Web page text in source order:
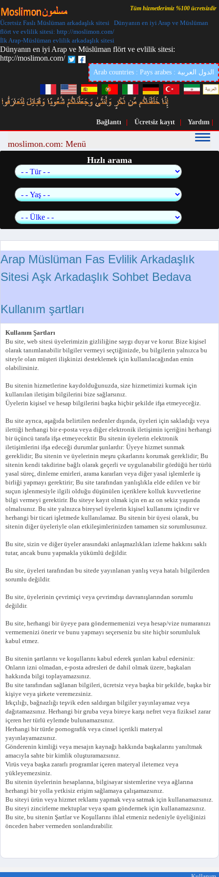
Tüm hizmetlerimiz %100 ücretsizdir
Ücretsiz Faslı Müslüman arkadaşlık sitesi Dünyanın en iyi Arap ve Müslüman
flört ve evlilik sitesi: http://moslimon.com/
İlk Arap-Müslüman evlilik arkadaşlık sitesi
Dünyanın en iyi Arap ve Müslüman flört ve evlilik sitesi:
http://moslimon.com/
Arab countries : Pays arabes : الدول العربية
Bağlantı Ücretsiz kayıt Yardım
moslimon.com: Menü
Hızlı arama
Arap Müslüman Fas Evlilik Arkadaşlık
Sitesi Aşk Arkadaşlık Sohbet Bedava
Kullanım şartları
Kullanım Şartları
Bu site, web sitesi üyelerimizin gizliliğine saygı duyar ve korur. Bize kişisel
olarak tanımlanabilir bilgiler vermeyi seçtiğinizde, bu bilgilerin yalnızca bu
siteyle olan müşteri ilişkinizi desteklemek için kullanılacağından emin
olabilirsiniz.
Bu sitenin hizmetlerine kaydolduğunuzda, size hizmetimizi kurmak için
kullanılan iletişim bilgilerini bize sağlarsınız.
Üyelerin kişisel ve hesap bilgilerini başka hiçbir şekilde ifşa etmeyeceğiz.
Bu site ayrıca, aşağıda belirtilen nedenler dışında, üyeleri için sakladığı veya
ilettiği herhangi bir e-posta veya diğer elektronik iletişimin içeriğini herhangi
bir üçüncü tarafa ifşa etmeyecektir. Bu sitenin üyelerin elektronik
iletişimlerini ifşa edeceği durumlar şunlardır: Üyeye hizmet sunmak
gereklidir; Bu sitenin ve üyelerinin meşru çıkarlarını korumak gereklidir; Bu
sitenin kendi takdirine bağlı olarak geçerli ve uygulanabilir gördüğü her türlü
yasal süreç, dinleme emirleri, arama kararları veya diğer yasal işlemlerle iş
birliği yapmayı gerektirir; Bu site tarafından yanlışlıkla elde edilen ve bir
suçun işlenmesiyle ilgili olduğu düşünülen içeriklere kolluk kuvvetlerine
bilgi vermeyi gerektirir. Bu siteye kayıt olmak için en az on sekiz yaşında
olmalısınız. Bu site yalnızca bireysel üyelerin kişisel kullanımı içindir ve
herhangi bir ticari işletmede kullanılamaz. Bu sitenin bir üyesi olarak, bu
sitenin diğer üyeleriyle olan etkileşimlerinizden tamamen siz sorumlusunuz.
Bu site, sizin ve diğer üyeler arasındaki anlaşmazlıkları izleme hakkını saklı
tutar, ancak bunu yapmakla yükümlü değildir.
Bu site, üyeleri tarafından bu sitede yayınlanan yanlış veya hatalı bilgilerden
sorumlu değildir.
Bu site, üyelerinin çevrimiçi veya çevrimdışı davranışlarından sorumlu
değildir.
Bu site, herhangi bir üyeye para göndermemenizi veya hesap/vize numaranızı
vermemenizi önerir ve bunu yapmayı seçerseniz bu site hiçbir sorumluluk
kabul etmez.
Bu sitenin şartlarını ve koşullarını kabul ederek şunları kabul edersiniz:
Onların izni olmadan, e-posta adresleri de dahil olmak üzere, başkaları
hakkında bilgi toplayamazsınız.
Bu site tarafından sağlanan bilgileri, ücretsiz veya başka bir şekilde, başka bir
kişiye veya şirkete veremezsiniz.
Irkçılığı, bağnazlığı teşvik eden saldırgan bilgiler yayınlayamaz veya
dağıtamazsınız. Herhangi bir gruba veya bireye karşı nefret veya fiziksel zarar
içeren her türlü eylemde bulunamazsınız.
Herhangi bir türde pornografik veya cinsel içerikli materyal
yayınlayamazsınız.
Gönderenin kimliği veya mesajın kaynağı hakkında başkalarını yanıltmak
amacıyla sahte bir kimlik oluşturamazsınız.
Virüs veya başka zararlı programlar içeren materyal iletemez veya
yükleyemezsiniz.
Bu sitenin üyelerinin hesaplarına, bilgisayar sistemlerine veya ağlarına
herhangi bir yolla yetkisiz erişim sağlamaya çalışamazsınız.
Bu siteyi ürün veya hizmet reklamı yapmak veya satmak için kullanamazsınız.
Bu siteyi zincirleme mektuplar veya spam göndermek için kullanamazsınız.
Bu site, bu sitenin Şartlar ve Koşullarını ihlal etmeniz nedeniyle üyeliğinizi
önceden haber vermeden sonlandırabilir.